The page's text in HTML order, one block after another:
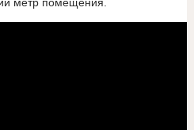
метр помещения.